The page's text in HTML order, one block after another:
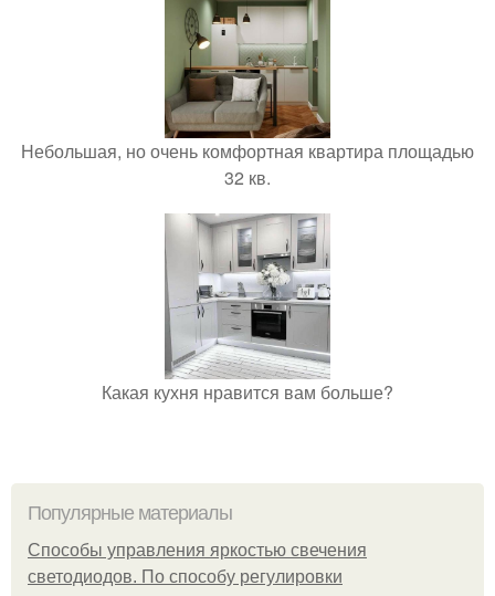
Небольшая, но очень комфортная квартира площадью
32 кв.
Какая кухня нравится вам больше?
Популярные материалы
Способы управления яркостью свечения
светодиодов. По способу регулировки